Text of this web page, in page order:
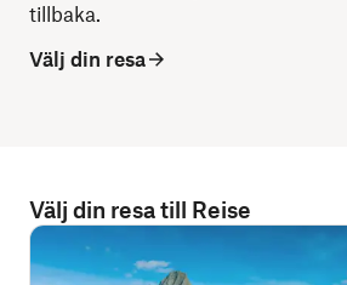
tillbaka.
Välj din resa
Välj din resa till Reise